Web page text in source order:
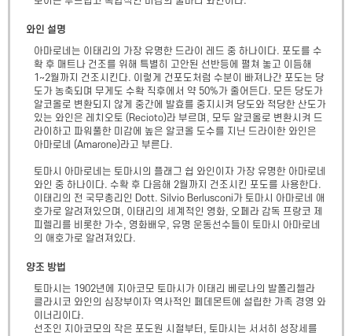
와인 설명
아마로네는 이태리의 가장 유명한 드라이 레드 중 하나이다. 포도를 수
확 후 매트나 건조를 위해 특별히 고안된 선반등에 펼쳐 놓고 이듬해
1~2월까지 건조시킨다. 이렇게 건포도처럼 수분이 빠져나간 포도는 당
도가 농축되며 무게도 수확 직후에서 약 50%가 줄어든다. 모든 당도가
알코올로 변환되지 않게 중간에 발효를 중지시켜 당도와 적당한 산도가
있는 와인은 레치오토 (Recioto)라 부르며, 모두 알코올로 변환시켜 드
라이하고 파워풀한 미감에 높은 알코올 도수를 지닌 드라이한 와인은
아마로네 (Amarone)라고 부른다.
토마시 아마로네는 토마시의 플래그 쉽 와인이자 가장 유명한 아마로네
와인 중 하나이다. 수확 후 다음해 2월까지 건조시킨 포도를 사용한다.
이태리의 전 국무총리인 Dott. Silvio Berlusconi가 토마시 아마로네 애
호가로 알려져있으며, 이태리의 세계적인 영화, 오페라 감독 프랑코 제
피렐리를 비롯한 가수, 영화배우, 유명 운동선수들이 토마시 아마로네
의 애호가로 알려져있다.
양조 방법
토마시는 1902년에 지아코모 토마시가 이태리 베로나의 발폴리첼라
클라시코 와인의 심장부이자 역사적인 페데몬트에 설립한 가족 경영 와
이너리이다.
선조인 지아코모의 작은 포도원 시절부터, 토마시는 서서히 성장세를